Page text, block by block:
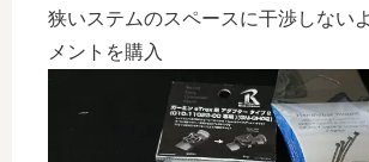
狭いステムのスペースに干渉しない
メントを購入